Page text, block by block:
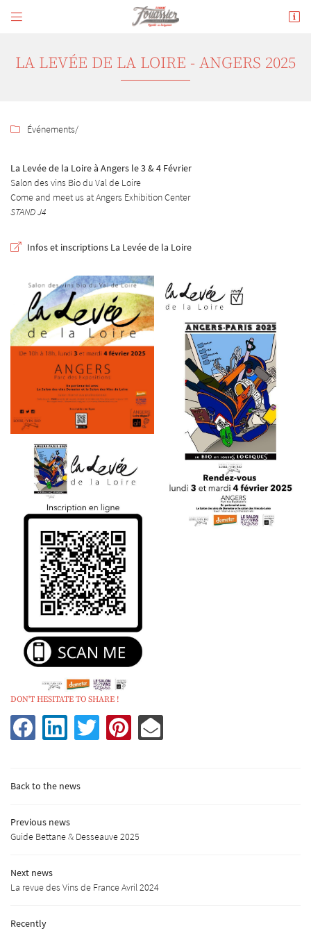

Welcome
terroirs
Our wines
News
Contact us

02 48 54 02 34
 Adresse email de réception
email indiqué ci-dessus. Vous pouvez vous désinscrire à tout moment en utilisant
INSCRIPTION
LA LEVÉE DE LA LOIRE - ANGERS 2025
 Événements/
La Levée de la Loire à Angers le 3 & 4 Février
Salon des vins Bio du Val de Loire
Come and meet us at Angers Exhibition Center
STAND J4
Infos et inscriptions La Levée de la Loire
DON'T HESITATE TO SHARE !
Back to the news
Previous news
Guide Bettane & Desseauve 2025
Next news
La revue des Vins de France Avril 2024
Recently